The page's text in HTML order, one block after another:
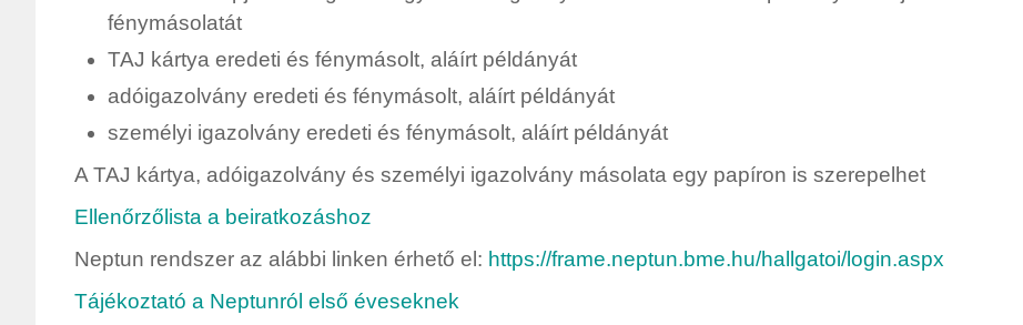
fénymásolatát
TAJ kártya eredeti és fénymásolt, aláírt példányát
adóigazolvány eredeti és fénymásolt, aláírt példányát
személyi igazolvány eredeti és fénymásolt, aláírt példányát
A TAJ kártya, adóigazolvány és személyi igazolvány másolata egy papíron is szerepelhet
Ellenőrzőlista a beiratkozáshoz
Neptun rendszer az alábbi linken érhető el: https://frame.neptun.bme.hu/hallgatoi/login.aspx
Tájékoztató a Neptunról első éveseknek